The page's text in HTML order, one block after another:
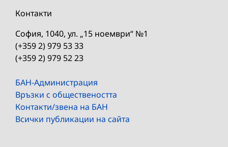
Контакти
София, 1040, ул. „15 ноември“ №1
(+359 2) 979 53 33
(+359 2) 979 52 23
БАН-Администрация
Връзки с обществеността
Контакти/звена на БАН
Всички публикации на сайта